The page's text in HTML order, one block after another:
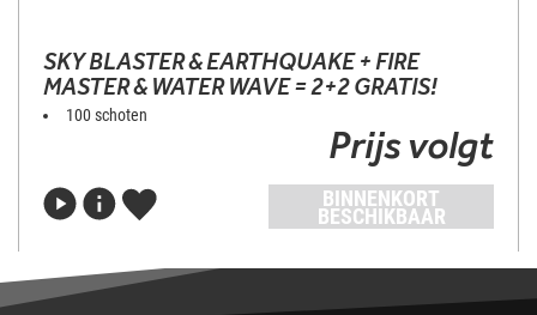
SKY BLASTER & EARTHQUAKE + FIRE
MASTER & WATER WAVE = 2+2 GRATIS!
100 schoten
Prijs volgt
BINNENKORT
BESCHIKBAAR